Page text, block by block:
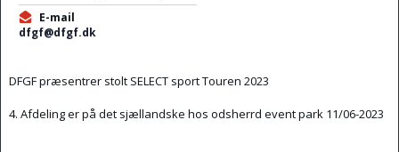
E-mail
dfgf@dfgf.dk
DFGF præsentrer stolt SELECT sport Touren 2023
4. Afdeling er på det sjællandske hos odsherrd event park 11/06-2023